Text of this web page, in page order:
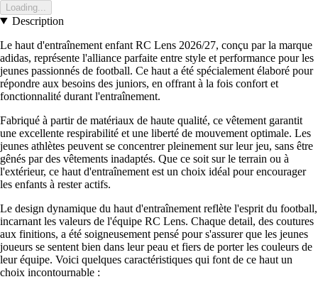
Loading...
Description
Le haut d'entraînement enfant RC Lens 2026/27, conçu par la marque
adidas, représente l'alliance parfaite entre style et performance pour les
jeunes passionnés de football. Ce haut a été spécialement élaboré pour
répondre aux besoins des juniors, en offrant à la fois confort et
fonctionnalité durant l'entraînement.
Fabriqué à partir de matériaux de haute qualité, ce vêtement garantit
une excellente respirabilité et une liberté de mouvement optimale. Les
jeunes athlètes peuvent se concentrer pleinement sur leur jeu, sans être
gênés par des vêtements inadaptés. Que ce soit sur le terrain ou à
l'extérieur, ce haut d'entraînement est un choix idéal pour encourager
les enfants à rester actifs.
Le design dynamique du haut d'entraînement reflète l'esprit du football,
incarnant les valeurs de l'équipe RC Lens. Chaque detail, des coutures
aux finitions, a été soigneusement pensé pour s'assurer que les jeunes
joueurs se sentent bien dans leur peau et fiers de porter les couleurs de
leur équipe. Voici quelques caractéristiques qui font de ce haut un
choix incontournable :